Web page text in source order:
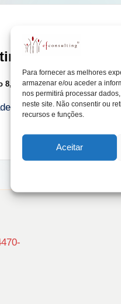
Para fornecer as melhores
armazenar e/ou aceder a
nos permitirá processar
neste site. Não consentir ou
recursos e funções.
Aceitar
em
8, 2015
em Empresas